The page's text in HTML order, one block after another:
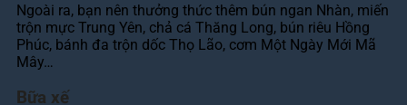
Ngoài ra, bạn nên thưởng thức thêm bún ngan Nhàn, miến
trộn mực Trung Yên, chả cá Thăng Long, bún riêu Hồng
Phúc, bánh đa trộn dốc Thọ Lão, cơm Một Ngày Mới Mã
Mây…
Bữa xế